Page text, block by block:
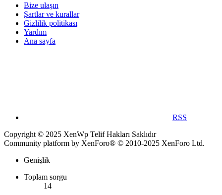
Bize ulaşın
Şartlar ve kurallar
Gizlilik politikası
Yardım
Ana sayfa
RSS
Copyright © 2025 XenWp Telif Hakları Saklıdır
Community platform by XenForo® © 2010-2025 XenForo Ltd.
Genişlik
Toplam sorgu
14